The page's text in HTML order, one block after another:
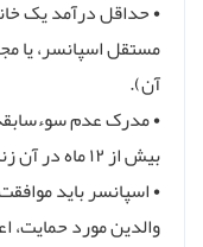
• حداقل درآمد یک
مستقل اسپانسر، یا
آن).
بیش از ۱۲ ماه در آن زندگی کرده باشد را ارائه دهد.
• اسپانسر باید
والدین مورد حمایت،